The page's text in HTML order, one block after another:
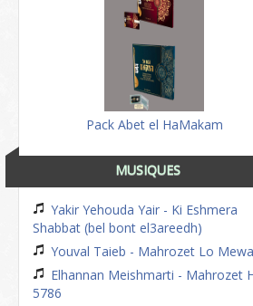
Pack Abet el HaMakam
MUSIQUES
Yakir Yehouda Yair - Ki Eshmera
Shabbat (bel bont el3areedh)
Youval Taieb - Mahrozet Lo
Elhannan Meishmarti - Mahrozet
5786